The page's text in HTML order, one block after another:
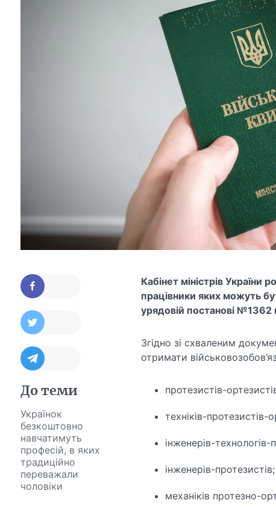
До теми
Українок
безкоштовно
навчатимуть
професій, в яких
традиційно
переважали
чоловіки
Кабінет міністрів України
працівники яких можуть
урядовій постанові №1362
Згідно зі схваленим
отримати
протезистів-
техніків-протезистів-
інженерів-технологів-
інженерів-протезистів;
механіків протезно-